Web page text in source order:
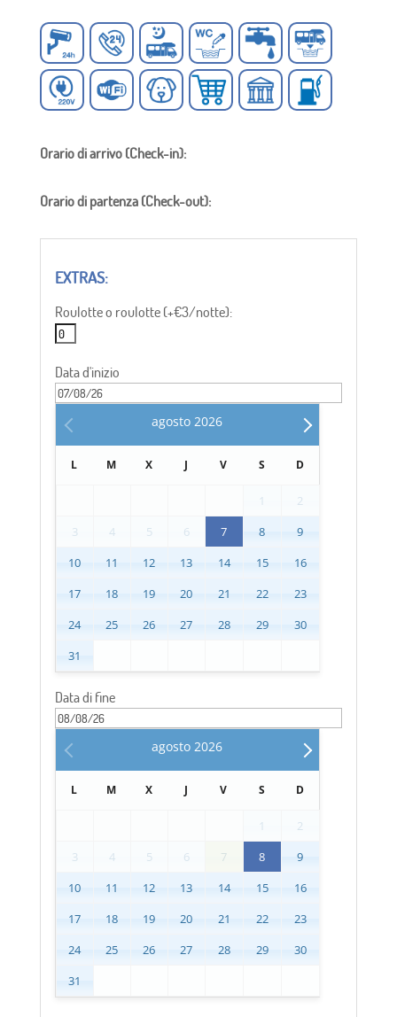
Orario di arrivo (Check-in):
Orario di partenza (Check-out):
Roulotte o roulotte (+€3/notte):
Data d'inizio
agosto 2026
L M X J V S D
1
2
3
4 5 6 7 8
9
10
11 12 13 14 15
16
17
18 19 20 21 22
23
24
25 26 27 28 29
30
31
Data di fine
agosto 2026
L M X J V S D
1
2
3
4 5 6 7 8
9
10
11 12 13 14 15
16
17
18 19 20 21 22
23
24
25 26 27 28 29
30
31